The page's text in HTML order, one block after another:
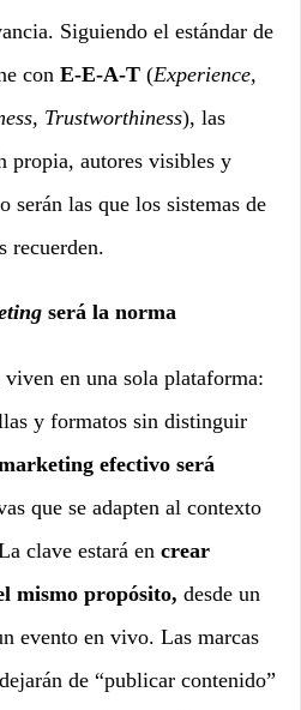
Siguiendo el estándar de
con E-E-A-T (Experience,
Trustworthiness), las
propia, autores visibles y
serán las que los sistemas de
recuerden.
será la norma
en una sola plataforma:
y formatos sin distinguir
efectivo será
que se adapten al contexto
clave estará en crear
mismo propósito, desde un
evento en vivo. Las marcas
dejarán de “publicar contenido”